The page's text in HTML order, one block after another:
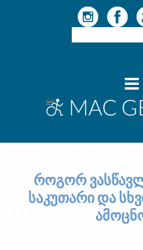
როგორ
საკუთარი და